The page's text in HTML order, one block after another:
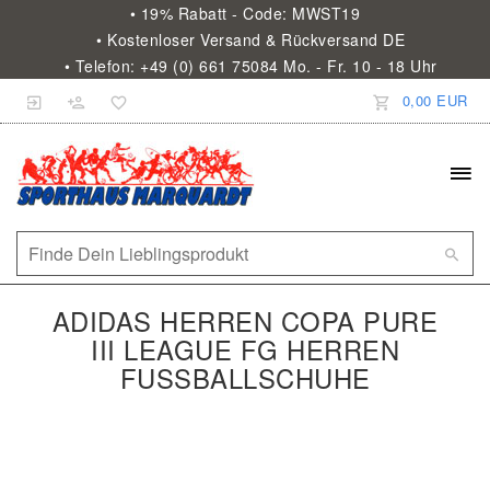
• 19% Rabatt - Code: MWST19
• Kostenloser Versand & Rückversand DE
• Telefon: +49 (0) 661 75084 Mo. - Fr. 10 - 18 Uhr
0,00 EUR
ADIDAS HERREN COPA PURE
III LEAGUE FG HERREN
FUSSBALLSCHUHE